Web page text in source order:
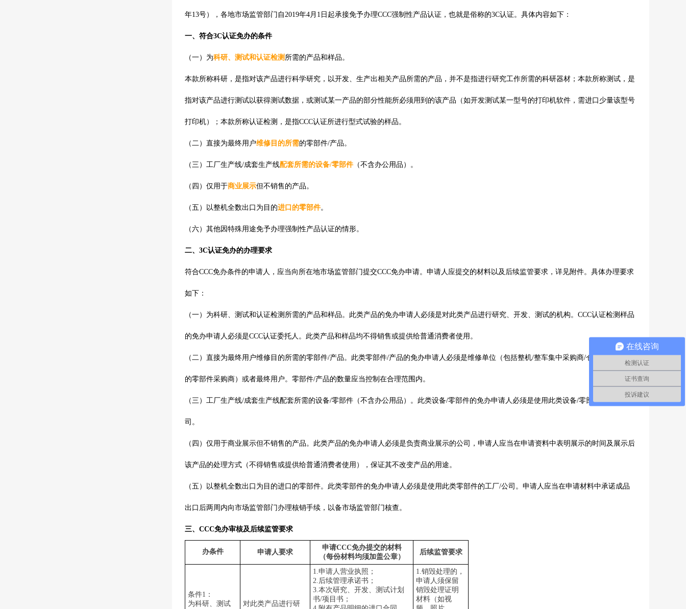
年13号），各地市场监管部门自2019年4月 1 日起承接免予办理CCC强制性产品认证，也就是俗称的3C认证。具体内容如下：
一、符合3C认证免办的条件
（一）为科研、测试和认证检测 所需的产品和样品。
本款所称科研，是指对该产品进行科学研究，以开发、生产出相关产品所需的产品，并不是指进行研究工作所需的科研器材；本款所称测试，是
指对该产品进行测试以获得测试数据，或测试某一产品的部分性能所必须用到的该产品（如开发测试某一型号的打印机软件，需进口少量该型号
打印机）；本款所称认证检测，是指CCC认证所进行型式试验的样品。
（二）直接为最终用户维修目的所需的零部件/产品。
（三）工厂生产线/成套生产线配套所需的设备/零部件（不含办公用品）。
（四）仅用于商业展示但不销售的产品。
（五）以整机全数出口为目的进口的零部件。
（六）其他因特殊用途免予办理强制性产品认证的情形。
二、 3C认证免办的办理要求
符合CCC免办条件的申请人，应当向所在地市场监管部门提交CCC免办申请。申请人应提交的材料以及后续监管要求，详见附件。具体办理要求
如下：
（一）为科研、测试和认证检测所需的产品和样品。此类产品的免办申请人必须是对此类产品进行研究、开发、测试的机构。 CCC认证检测样品
的免办申请人必须是CCC认证委托人。此类产品和样品均不得销售或提供给普通消费者使用。
（二）直接为最终用户维修目的所需的零部件/产品。此类零部件/产品的免办申请人必须是维修单位（包括整机/整车集中采购商/仓储商/其指定
的零部件采购商）或者最终用户。零部件/产品的数量应当控制在合理范围内。
（三）工厂生产线/成套生产线配套所需的设备/零部件（不含办公用品）。此类设备/零部件的免办申请人必须是使用此类设备/零部件的工厂/公
司。
（四）仅用于商业展示但不销售的产品。此类产品的免办申请人必须是负责商业展示的公司，申请人应当在申请资料中表明展示的时间及展示后
该产品的处理方式（不得销售或提供给普通消费者使用），保证其不改变产品的用途。
（五）以整机全数出口为目的进口的零部件。此类零部件的免办申请人必须是使用此类零部件的工厂/公司。申请人应当在申请材料中承诺成品
出口后两周内向市场监管部门办理核销手续，以备市场监管部门核查。
三、CCC免办审核及后续监管要求
办条件 申请人要求
申请CCC免办提交的材料
（每份材料均须加盖公章）
后续监管要求
条件1 ：
为科研、测试
对此类产品进行研
1.申请人营业执照；
2.后续管理承诺书；
3.本次研究、开发、测试计划
书/项目书；
1.销毁处理的，
申请人须保留
销毁处理证明
材料（如视
在线咨询
检测认证
证书查询
投诉建议